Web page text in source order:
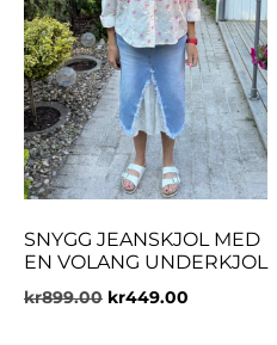
SNYGG JEANSKJOL MED
EN VOLANG UNDERKJOL
kr899.00 kr449.00